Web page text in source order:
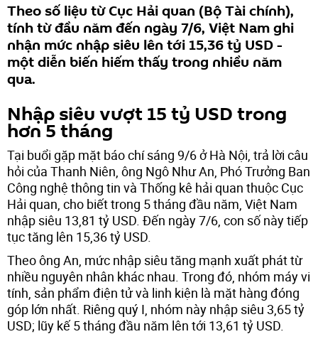
Theo số liệu từ Cục Hải quan (Bộ Tài chính),
tính từ đầu năm đến ngày 7/6, Việt Nam ghi
nhận mức nhập siêu lên tới 15,36 tỷ USD -
một diễn biến hiếm thấy trong nhiều năm
qua.
Nhập siêu vượt 15 tỷ USD trong
hơn 5 tháng
Tại buổi gặp mặt báo chí sáng 9/6 ở Hà Nội, trả lời câu
hỏi của Thanh Niên, ông Ngô Như An, Phó Trưởng Ban
Công nghệ thông tin và Thống kê hải quan thuộc Cục
Hải quan, cho biết trong 5 tháng đầu năm, Việt Nam
nhập siêu 13,81 tỷ USD. Đến ngày 7/6, con số này tiếp
tục tăng lên 15,36 tỷ USD.
Theo ông An, mức nhập siêu tăng mạnh xuất phát từ
nhiều nguyên nhân khác nhau. Trong đó, nhóm máy vi
tính, sản phẩm điện tử và linh kiện là mặt hàng đóng
góp lớn nhất. Riêng quý I, nhóm này nhập siêu 3,65 tỷ
USD; lũy kế 5 tháng đầu năm lên tới 13,61 tỷ USD.